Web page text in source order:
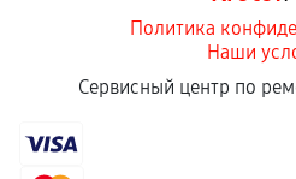
Политика
Наши
Сервисный центр по